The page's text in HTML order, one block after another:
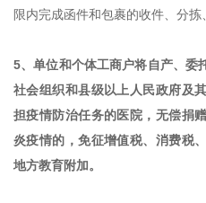
限内完成函件和包裹的收件、分拣
5、单位和个体工商户将自产、委
社会组织和县级以上人民政府及
担疫情防治任务的医院，无偿捐
炎疫情的，免征增值税、消费税
地方教育附加。